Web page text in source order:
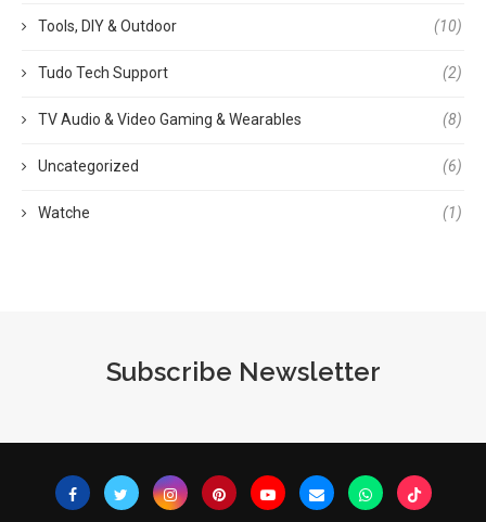
Tools, DIY & Outdoor (10)
Tudo Tech Support (2)
TV Audio & Video Gaming & Wearables (8)
Uncategorized (6)
Watche (1)
Subscribe Newsletter